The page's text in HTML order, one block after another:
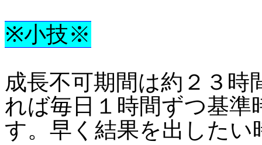
※小技※
成長不可期間は約２３
れば毎日１時間ずつ基
す。早く結果を出した